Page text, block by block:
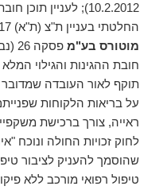
10.2.2012); לעניין
החלטתי בעניין ת"צ (ת"א) 37933-08-17
מוטורס בע"מ
חובת ההגינות והגילוי
תוקף לאור העובדה
על בריאות הלקוחות
לחוק זכויות החולה ונוכח
שהוסמך להעניק לציבור
טיפול רפואי מורכב ללא